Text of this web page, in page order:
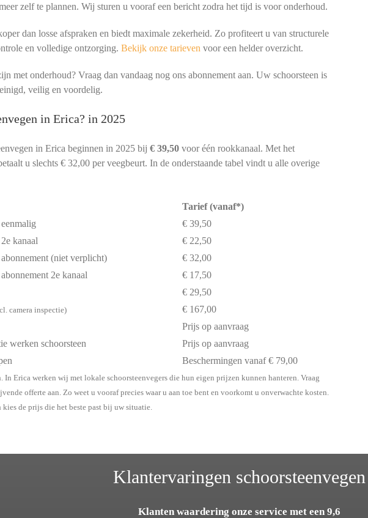
zelf te plannen. Wij sturen u vooraf een bericht zodra het tijd is voor onderhoud.
dan losse afspraken en biedt maximale zekerheid. Zo profiteert u van structurele
en volledige ontzorging. Bekijk onze tarieven voor een helder overzicht.
met onderhoud? Vraag dan vandaag nog ons abonnement aan. Uw schoorsteen is
veilig en voordelig.
in Erica? in 2025
in Erica beginnen in 2025 bij € 39,50voor één rookkanaal. Met het
u slechts € 32,00 per veegbeurt. In de onderstaande tabel vindt u alle overige
Tarief (vanaf*)
€ 39,50
kanaal
€ 22,50
(niet verplicht)
€ 32,00
2e kanaal
€ 17,50
€ 29,50
camera inspectie)
€ 167,00
Prijs op aanvraag
werken schoorsteen
Prijs op aanvraag
Beschermingen vanaf € 79,00
Erica werken wij met lokale schoorsteenvegers die hun eigen prijzen kunnen hanteren. Vraag
offerte aan. Zo weet u vooraf precies waar u aan toe bent en voorkomt u onverwachte kosten.
de prijs die het beste past bij uw situatie.
Klantervaringen schoorsteenvegen
Klanten waardering onze service met een 9,6